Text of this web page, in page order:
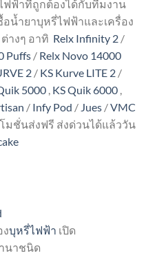
ฟ้าที่ถูกต้องได้กับทีมงาน
น้ำยาบุหรี่ไฟฟ้าและเครื่อง
ต่างๆ อาทิ Relx Infinity 2 /
Puffs / Relx Novo 14000
2 / KS Kurve LITE 2 /
5000 , KS Quik 6000 ,
/ Infy Pod / Jues /VMC
มชั่นส่งฟรี ส่งด่วนได้แล้ววัน
บุหรี่ไฟฟ้า เปิด
นาชนิด